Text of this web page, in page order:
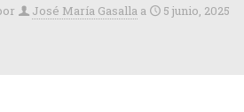
José María Gasalla a 5 junio, 2025